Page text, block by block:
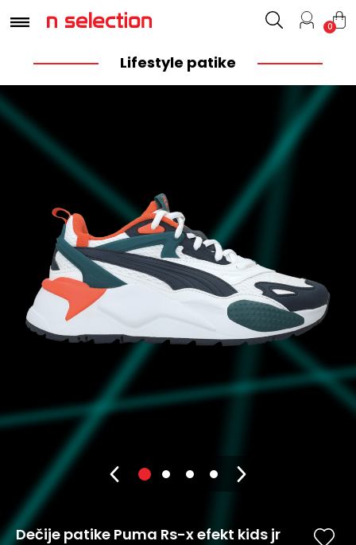
0
Lifestyle patike
Dečije patike Puma Rs-x efekt kids jr